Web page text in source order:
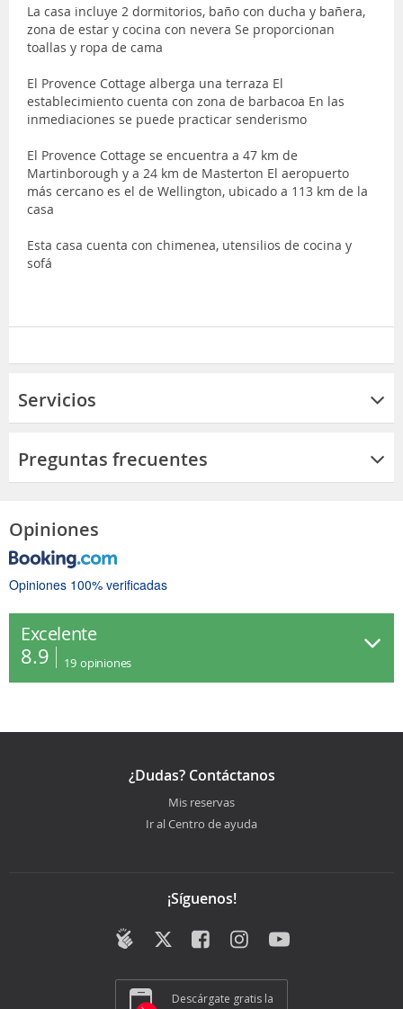
La casa incluye 2 dormitorios, baño con ducha y bañera,
zona de estar y cocina con nevera Se proporcionan
toallas y ropa de cama
El Provence Cottage alberga una terraza El
establecimiento cuenta con zona de barbacoa En las
inmediaciones se puede practicar senderismo
El Provence Cottage se encuentra a 47 km de
Martinborough y a 24 km de Masterton El aeropuerto
más cercano es el de Wellington, ubicado a 113 km de la
casa
Esta casa cuenta con chimenea, utensilios de cocina y
sofá
Servicios
Preguntas frecuentes
Opiniones
Opiniones 100% verificadas
Excelente
8.9 19 opiniones
¿Dudas? Contáctanos
Mis reservas
Ir al Centro de ayuda
¡Síguenos!
Descárgate gratis la